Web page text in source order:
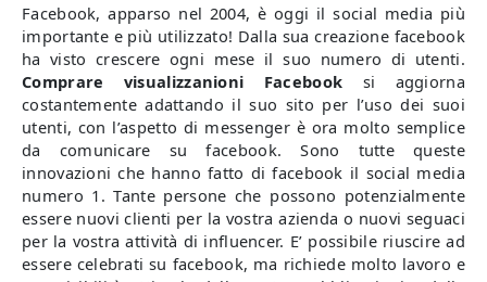
Facebook, apparso nel 2004, è oggi il social media più
importante e più utilizzato! Dalla sua creazione facebook
ha visto crescere ogni mese il suo numero di utenti.
Comprare visualizzanioni Facebook si aggiorna
costantemente adattando il suo sito per l’uso dei suoi
utenti, con l’aspetto di messenger è ora molto semplice
da comunicare su facebook. Sono tutte queste
innovazioni che hanno fatto di facebook il social media
numero 1. Tante persone che possono potenzialmente
essere nuovi clienti per la vostra azienda o nuovi seguaci
per la vostra attività di influencer. E’ possibile riuscire ad
essere celebrati su facebook, ma richiede molto lavoro e